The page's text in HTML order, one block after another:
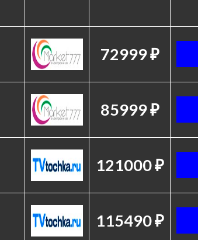
72999 ₽
85999 ₽
121000 ₽
115490 ₽